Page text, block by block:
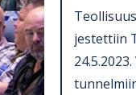
jes­tet­tiin